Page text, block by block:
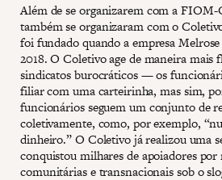
Além de se organizarem com a FIOM-
também se organizaram com o
foi fundado quando a empresa
2018. O Coletivo age de maneira mais
sindicatos burocráticos — os
filiar com uma carteirinha, mas sim,
funcionários seguem um conjunto de
coletivamente, como, por exemplo,
dinheiro.” O Coletivo já realizou uma
conquistou milhares de apoiadores por
comunitárias e transnacionais sob o